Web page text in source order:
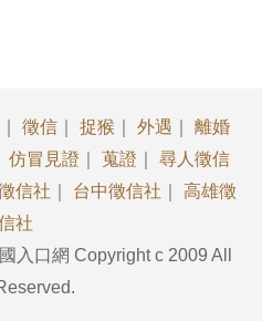
徵信 捉猴 外遇
離婚
仿冒見證 蒐證
尋人徵信
信社 台中徵信社
高雄徵
社
入口網 Copyright c 2009 All